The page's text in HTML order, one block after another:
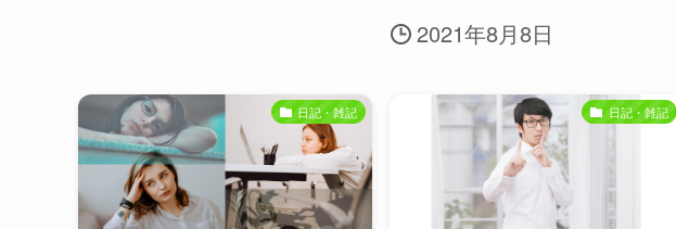
2021年8月8日
日記・雑記 日記・雑記